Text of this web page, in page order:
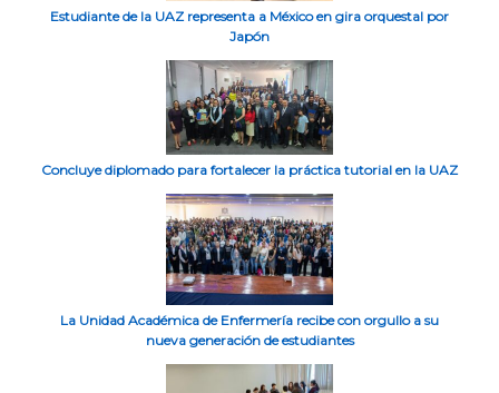
Estudiante de la UAZ representa a México en gira orquestal por
Japón
Concluye diplomado para fortalecer la práctica tutorial en la UAZ
La Unidad Académica de Enfermería recibe con orgullo a su
nueva generación de estudiantes